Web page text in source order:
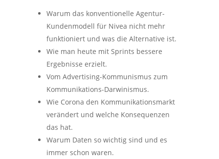
Warum das konventionelle Agentur-
Kundenmodell für Nivea nicht mehr
funktioniert und was die Alternative ist.
Wie man heute mit Sprints bessere
Ergebnisse erzielt.
Vom Advertising-Kommunismus zum
Kommunikations-Darwinismus.
Wie Corona den Kommunikationsmarkt
verändert und welche Konsequenzen
das hat.
Warum Daten so wichtig sind und es
immer schon waren.